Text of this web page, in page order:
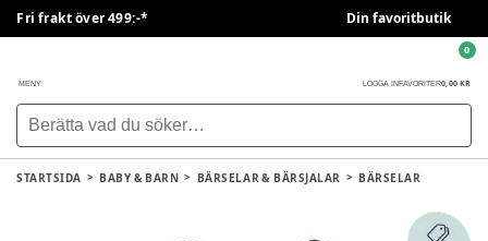
Fri frakt över 499:-* Din favoritbutik
MENY LOGGA IN FAVORITER0,00 KR
0
STARTSIDA BABY & BARN BÄRSELAR & BÄRSJALAR BÄRSELAR